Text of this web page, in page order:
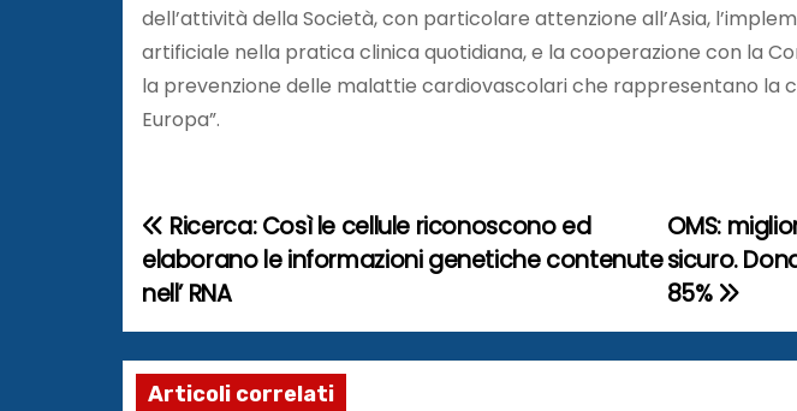
dell’attività della Società, con particolare attenzione all’Asia,
artificiale nella pratica clinica quotidiana, e la cooperazione con la
la prevenzione delle malattie cardiovascolari che rappresentano la
Europa”.
N
a
v
i
OMS:
sicuro.
85%
Ricerca: Così le cellule riconoscono ed
elaborano le informazioni genetiche contenute
nell’ RNA
Articoli correlati